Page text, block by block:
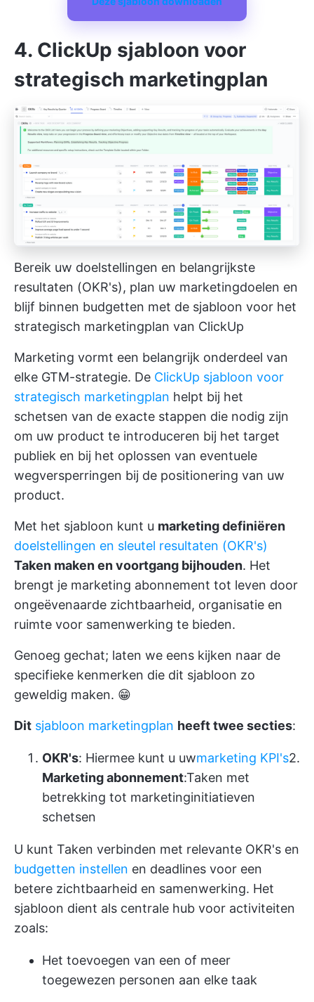
4. ClickUp sjabloon voor
strategisch marketingplan
Bereik uw doelstellingen en belangrijkste
resultaten (OKR's), plan uw marketingdoelen en
blijf binnen budgetten met de sjabloon voor het
strategisch marketingplan van ClickUp
Marketing vormt een belangrijk onderdeel van
elke GTM-strategie. De ClickUp sjabloon voor
strategisch marketingplan helpt bij het
schetsen van de exacte stappen die nodig zijn
om uw product te introduceren bij het target
publiek en bij het oplossen van eventuele
wegversperringen bij de positionering van uw
product.
Met het sjabloon kunt u marketing definiëren
doelstellingen en sleutel resultaten (OKR's)
Taken maken en voortgang bijhouden. Het
brengt je marketing abonnement tot leven door
ongeëvenaarde zichtbaarheid, organisatie en
ruimte voor samenwerking te bieden.
Genoeg gechat; laten we eens kijken naar de
specifieke kenmerken die dit sjabloon zo
geweldig maken. 😁
Dit sjabloon marketingplan heeft twee secties:
OKR's: Hiermee kunt u uwmarketing KPI's2.
Marketing abonnement:Taken met
betrekking tot marketinginitiatieven
schetsen
U kunt Taken verbinden met relevante OKR's en
budgetten instellen en deadlines voor een
betere zichtbaarheid en samenwerking. Het
sjabloon dient als centrale hub voor activiteiten
zoals:
Het toevoegen van een of meer
toegewezen personen aan elke taak